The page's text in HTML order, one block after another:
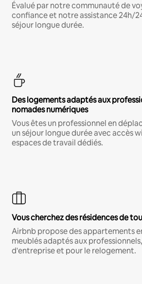
Évalué par notre communauté de
confiance et notre assistance 24h/
séjour longue durée.
Des logements adaptés aux
nomades numériques
Vous êtes un professionnel en
un séjour longue durée avec accès
espaces de travail dédiés.
Vous cherchez des résidences de
Airbnb propose des appartements
meublés adaptés aux
d'entreprise et pour le relogement.